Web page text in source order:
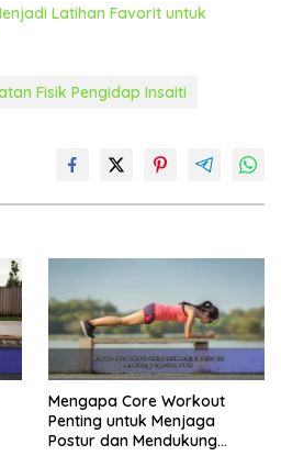
Latihan Favorit untuk
Fisik Pengidap Insaiti
Mengapa Core Workout
Penting untuk Menjaga
Postur dan Mendukung